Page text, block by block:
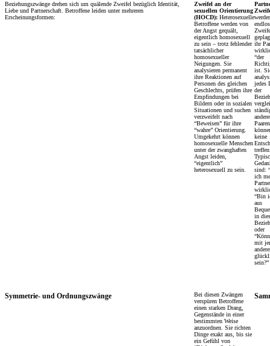
Beziehungszwänge drehen sich um quälende Zweifel bezüglich Identität,
Liebe und Partnerschaft. Betroffene leiden unter mehreren
Erscheinungsformen:
Zweifel an der
sexuellen Orientierung
(HOCD): Heterosexuelle
Betroffene werden von
der Angst gequält,
eigentlich homosexuell
zu sein – trotz fehlender
tatsächlicher
homosexueller
Neigungen. Sie
analysieren permanent
ihre Reaktionen auf
Personen des gleichen
Geschlechts, prüfen ihre
Empfindungen bei
Bildern oder in sozialen
Situationen und suchen
verzweifelt nach
“Beweisen” für ihre
“wahre” Orientierung.
Umgekehrt können
homosexuelle Menschen
unter der zwanghaften
Angst leiden,
“eigentlich”
heterosexuell zu sein.
ihr
“der
ist.
jedes
der
keine
treffen.
sind:
ich
“Bin
aus
in
oder
mit
sein?”
Symmetrie- und Ordnungszwänge
Bei diesen Zwängen
verspüren Betroffene
einen starken Drang,
Gegenstände in einer
bestimmten Weise
anzuordnen. Sie richten
Dinge exakt aus, bis sie
ein Gefühl von